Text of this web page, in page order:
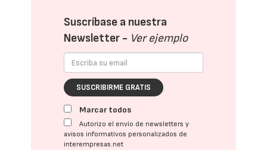
Suscríbase a nuestra
Newsletter - Ver ejemplo
SUSCRIBIRME GRATIS
Marcar todos
Autorizo el envío de newsletters y
avisos informativos personalizados de
interempresas.net